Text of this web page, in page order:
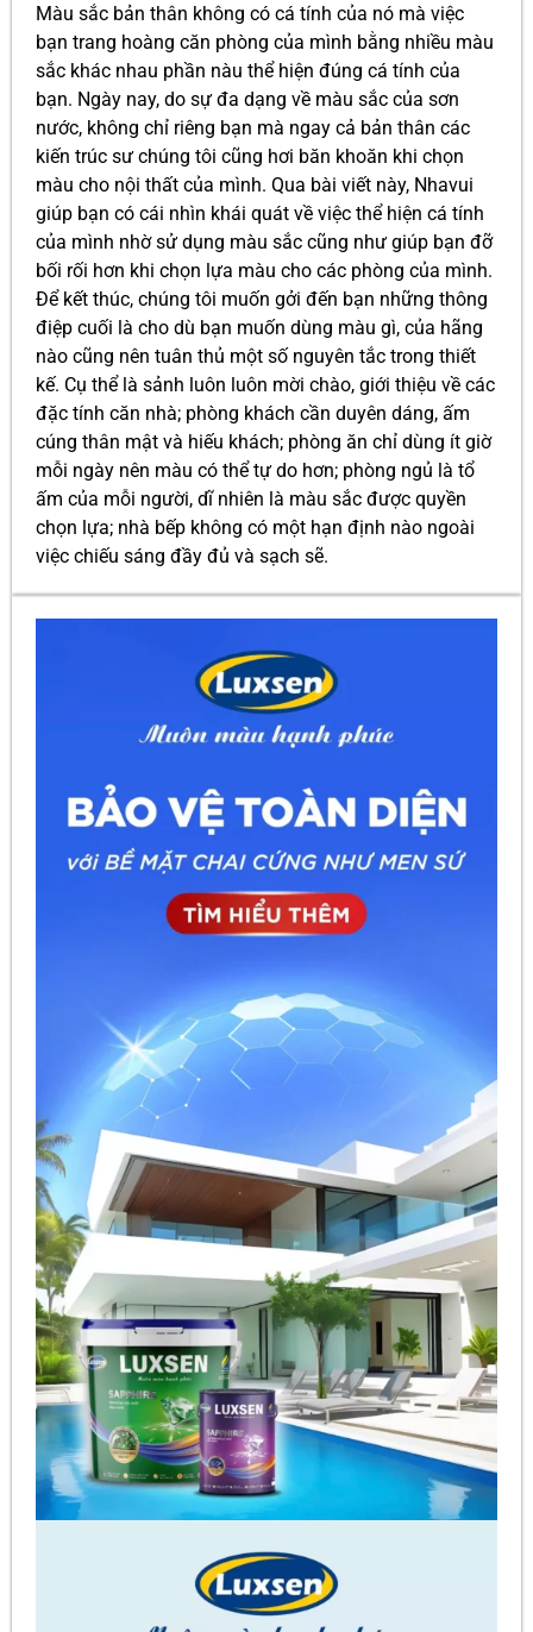
Màu sắc bản thân không có cá tính của nó mà việc
bạn trang hoàng căn phòng của mình bằng nhiều màu
sắc khác nhau phần nàu thể hiện đúng cá tính của
bạn. Ngày nay, do sự đa dạng về màu sắc của sơn
nước, không chỉ riêng bạn mà ngay cả bản thân các
kiến trúc sư chúng tôi cũng hơi băn khoăn khi chọn
màu cho nội thất của mình. Qua bài viết này, Nhavui
giúp bạn có cái nhìn khái quát về việc thể hiện cá tính
của mình nhờ sử dụng màu sắc cũng như giúp bạn đỡ
bối rối hơn khi chọn lựa màu cho các phòng của mình.
Ðể kết thúc, chúng tôi muốn gởi đến bạn những thông
điệp cuối là cho dù bạn muốn dùng màu gì, của hãng
nào cũng nên tuân thủ một số nguyên tắc trong thiết
kế. Cụ thể là sảnh luôn luôn mời chào, giới thiệu về các
đặc tính căn nhà; phòng khách cần duyên dáng, ấm
cúng thân mật và hiếu khách; phòng ăn chỉ dùng ít giờ
mỗi ngày nên màu có thể tự do hơn; phòng ngủ là tổ
ấm của mỗi người, dĩ nhiên là màu sắc được quyền
chọn lựa; nhà bếp không có một hạn định nào ngoài
việc chiếu sáng đầy đủ và sạch sẽ.